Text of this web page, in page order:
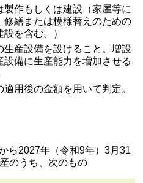
作もしくは建設（家屋等に
修繕または模様替えのための
を含む。）
生産設備を設けること。増設
設備に生産能力を増加させる
用後の金額を用いて判定。
ら2027年（令和9年）3月31
のうち、次のもの